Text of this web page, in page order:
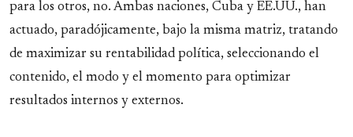
para los otros, no. Ambas naciones, Cuba y EE.UU., han
actuado, paradójicamente, bajo la misma matriz, tratando
de maximizar su rentabilidad política, seleccionando el
contenido, el modo y el momento para optimizar
resultados internos y externos.